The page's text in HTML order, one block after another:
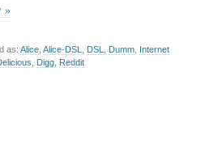
»
as: Alice Alice-DSL DSL Dumm Internet
Digg Reddit